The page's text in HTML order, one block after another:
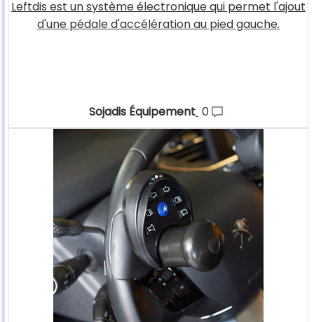
Leftdis est un système électronique qui permet l'ajout
d'une pédale d'accélération au pied gauche.
Sojadis Équipement 0